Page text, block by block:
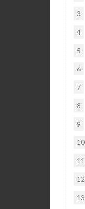
3
4
5
6
7
8
9
10
11
12
13